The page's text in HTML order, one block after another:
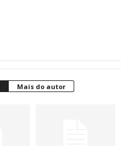
Mais do autor